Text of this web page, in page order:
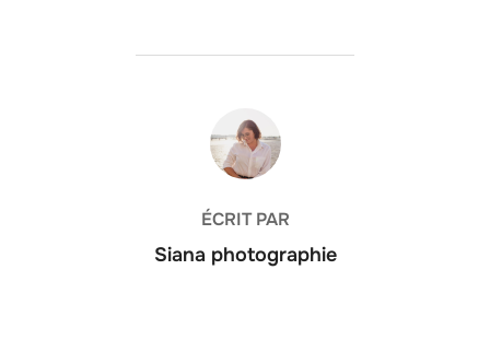
AUTEUR DE LA PUBLICATION
ÉCRIT PAR
Siana photographie